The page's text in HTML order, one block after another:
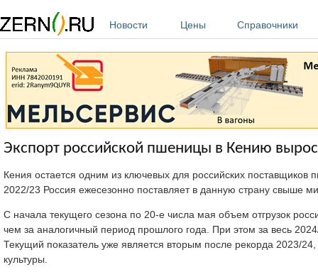
Новости
Цены Справочники
Экспорт российской пшеницы в Кению
Кения остается одним из ключевых для российских
2022/23 Россия ежесезонно поставляет в данную страну свыше
С начала текущего сезона по 20-е числа мая объем отгрузок
чем за аналогичный период прошлого года. При этом за весь
Текущий показатель уже является вторым после рекорда 2023/
культуры.